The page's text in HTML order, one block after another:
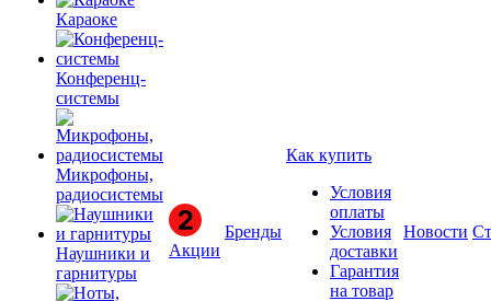
Караоке
Конференц-
системы
Микрофоны,
радиосистемы
Наушники и
гарнитуры
Акции
Бренды
Как купить
Условия
оплаты
Условия
доставки
Гарантия
на товар
Новости